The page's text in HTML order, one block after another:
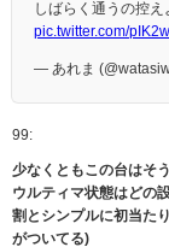
しばらく通うの控
pic.twitter.com/
— あれま
99:
少なくともこの台はそ
ウルティマ状態はどの
割とシンプルに初当た
がついてる)